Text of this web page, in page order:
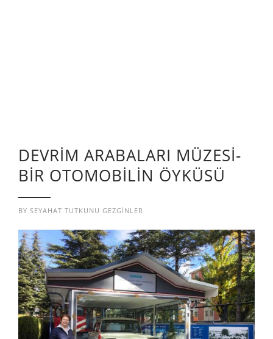
DEVRİM ARABALARI MÜZESİ-
BİR OTOMOBİLİN ÖYKÜSÜ
BY SEYAHAT TUTKUNU GEZGINLER